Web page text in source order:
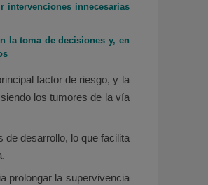
intervenciones innecesarias
la toma de decisiones y, en
factor de riesgo, y la
los tumores de la vía
desarrollo, lo que facilita
prolongar la supervivencia